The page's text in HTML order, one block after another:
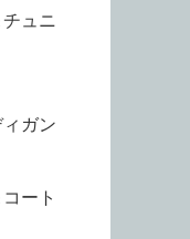
ュニ
ガン
ート